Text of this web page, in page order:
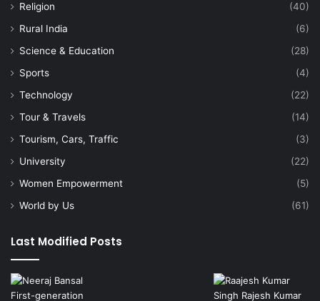
Religion
(40)
Rural India
(6)
Science & Education
(28)
Sports
(4)
Technology
(22)
Tour & Travels
(14)
Tourism, Cars, Traffic
(3)
University
(22)
Women Empowerment
(5)
World by Us
(61)
Last Modified Posts